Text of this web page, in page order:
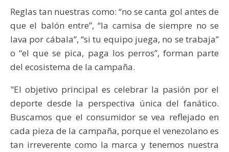
Reglas tan nuestras como: “no se canta gol antes de
que el balón entre”, “la camisa de siempre no se
lava por cábala”, “si tu equipo juega, no se trabaja”
o “el que se pica, paga los perros”, forman parte
del ecosistema de la campaña.
"El objetivo principal es celebrar la pasión por el
deporte desde la perspectiva única del fanático.
Buscamos que el consumidor se vea reflejado en
cada pieza de la campaña, porque el venezolano es
tan irreverente como la marca y tenemos nuestra